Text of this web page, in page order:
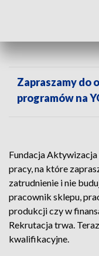
Zapraszamy do
programów na
Fundacja
pracy, na które
zatrudnienie i nie
pracownik sklepu,
produkcji czy w
Rekrutacja trwa.
kwalifikacyjne.